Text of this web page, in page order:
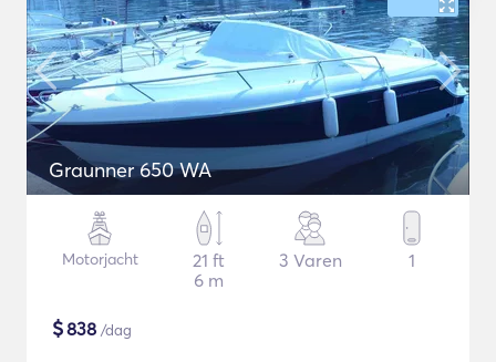
Graunner 650 WA
Motorjacht
21 ft
6 m
3 Varen 1
$838 /dag